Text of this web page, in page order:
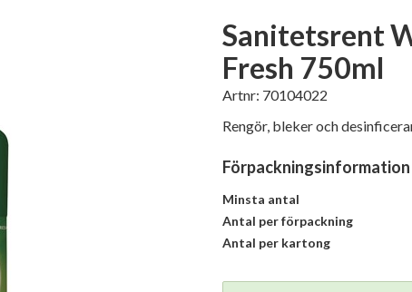
Sanitetsrent
Fresh 750ml
Artnr: 70104022
Rengör, bleker och
Förpackningsinformation
Minsta antal
Antal per förpackning
Antal per kartong